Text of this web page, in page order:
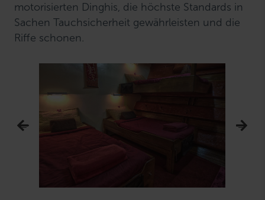
motorisierten Dinghis, die höchste Standards in
Sachen Tauchsicherheit gewährleisten und die
Riffe schonen.